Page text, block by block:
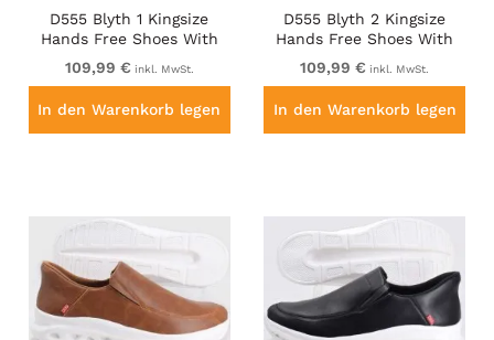
D555 Blyth 1 Kingsize
Hands Free Shoes With
Knitted Top Black
109,99 € inkl. MwSt.
In den Warenkorb legen
D555 Blyth 2 Kingsize
Hands Free Shoes With
Knitted Top Navy
109,99 € inkl. MwSt.
In den Warenkorb legen